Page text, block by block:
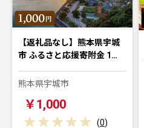
【返礼品なし】熊本県宇城
市 ふるさと応援寄附金 1…
熊本県宇城市
￥1,000
(0)